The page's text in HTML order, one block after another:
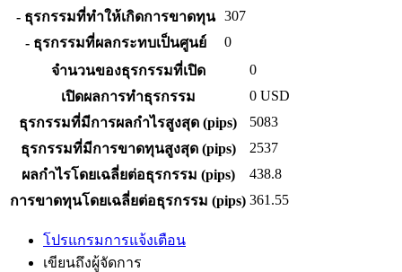
- ธุรกรรมที่ทำให้เกิดการขาดทุน
307
- ธุรกรรมที่ผลกระทบเป็นศูนย์
0
จำนวนของธุรกรรมที่เปิด
0
เปิดผลการทำธุรกรรม
0 USD
ธุรกรรมที่มีการผลกำไรสูงสุด (pips)
5083
ธุรกรรมที่มีการขาดทุนสูงสุด (pips)
2537
ผลกำไรโดยเฉลี่ยต่อธุรกรรม (pips)
438.8
การขาดทุนโดยเฉลี่ยต่อธุรกรรม (pips) 361.55
โปรแกรมการแจ้งเตือน
เขียนถึงผู้จัดการ